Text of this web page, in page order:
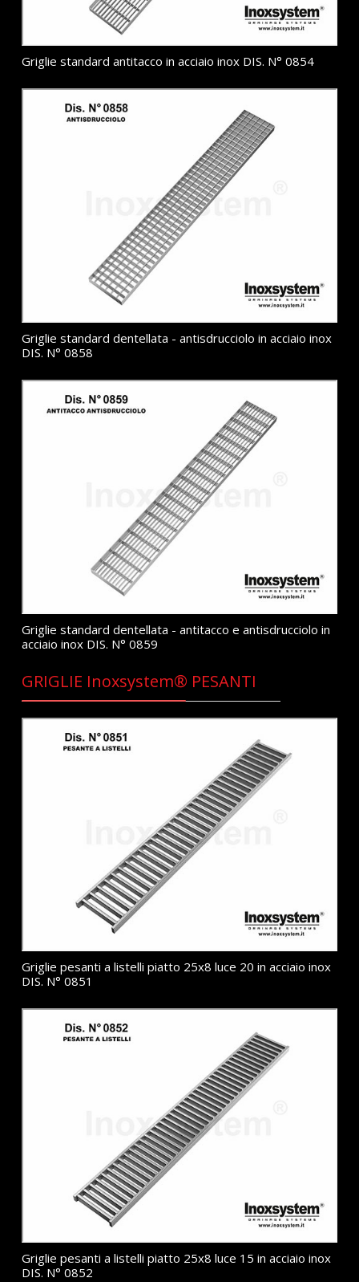
Griglie standard antitacco in acciaio inox DIS. N° 0854
Griglie standard dentellata - antisdrucciolo in acciaio inox
DIS. N° 0858
Griglie standard dentellata - antitacco e antisdrucciolo in
acciaio inox DIS. N° 0859
GRIGLIE Inoxsystem® PESANTI
Griglie pesanti a listelli piatto 25x8 luce 20 in acciaio inox
DIS. N° 0851
Griglie pesanti a listelli piatto 25x8 luce 15 in acciaio inox
DIS. N° 0852